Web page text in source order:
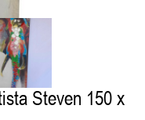
Steven 150 x